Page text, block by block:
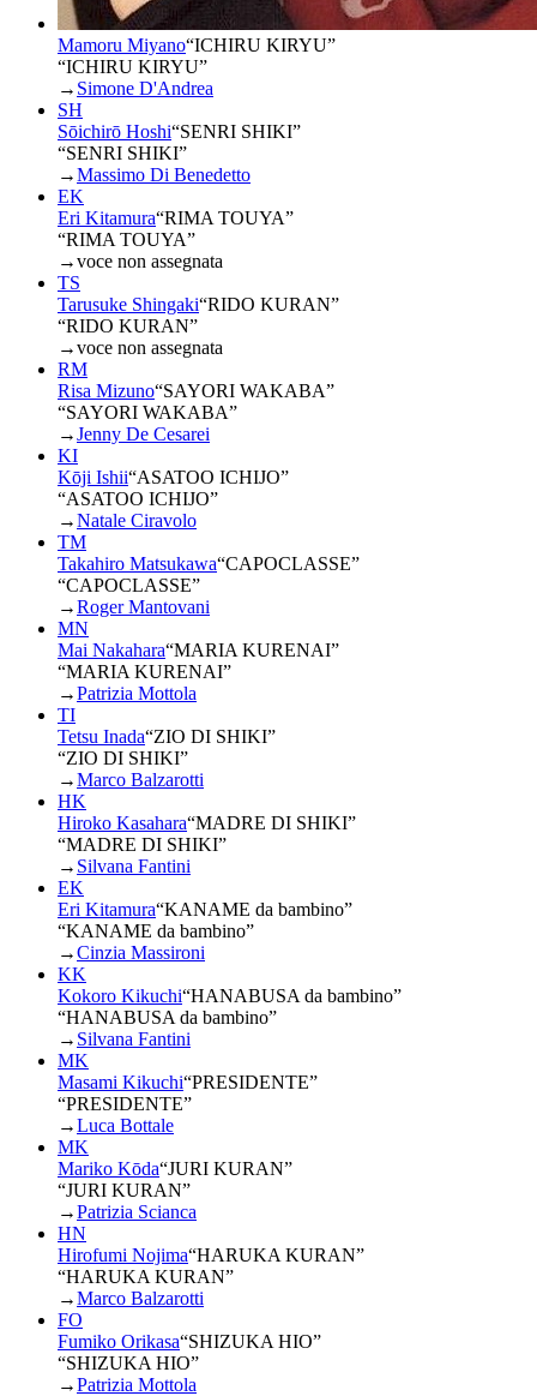
Mamoru Miyano“ICHIRU KIRYU”
“ICHIRU KIRYU”
→ Simone D'Andrea
SH
Sōichirō Hoshi“SENRI SHIKI”
“SENRI SHIKI”
→Massimo Di Benedetto
EK
Eri Kitamura“RIMA TOUYA”
“RIMA TOUYA”
→voce non assegnata
TS
Tarusuke Shingaki“RIDO KURAN”
“RIDO KURAN”
→voce non assegnata
RM
Risa Mizuno“SAYORI WAKABA”
“SAYORI WAKABA”
→Jenny De Cesarei
KI
Kōji Ishii“ASATOO ICHIJO”
“ASATOO ICHIJO”
→Natale Ciravolo
TM
Takahiro Matsukawa“CAPOCLASSE”
“CAPOCLASSE”
→Roger Mantovani
MN
Mai Nakahara“MARIA KURENAI”
“MARIA KURENAI”
→Patrizia Mottola
TI
Tetsu Inada“ZIO DI SHIKI”
“ZIO DI SHIKI”
→Marco Balzarotti
HK
Hiroko Kasahara“MADRE DI SHIKI”
“MADRE DI SHIKI”
→ Silvana Fantini
EK
Eri Kitamura“KANAME da bambino”
“KANAME da bambino”
→Cinzia Massironi
KK
Kokoro Kikuchi“HANABUSA da bambino”
“HANABUSA da bambino”
→ Silvana Fantini
MK
Masami Kikuchi“PRESIDENTE”
“PRESIDENTE”
→Luca Bottale
MK
Mariko Kōda“JURI KURAN”
“JURI KURAN”
→Patrizia Scianca
HN
Hirofumi Nojima“HARUKA KURAN”
“HARUKA KURAN”
→Marco Balzarotti
FO
Fumiko Orikasa“SHIZUKA HIO”
“SHIZUKA HIO”
→Patrizia Mottola